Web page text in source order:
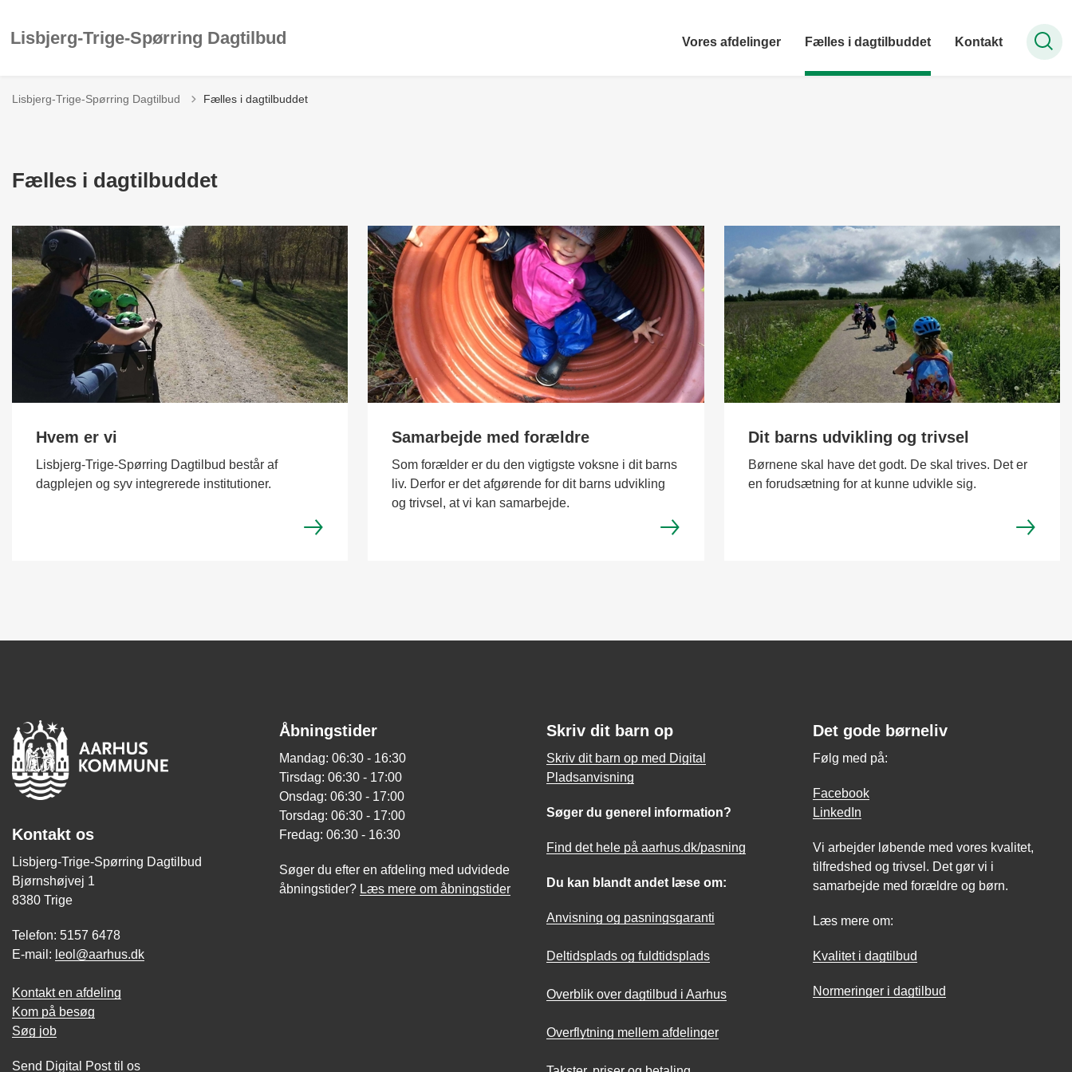
Lisbjerg-Trige-Spørring Dagtilbud Vores afdelinger Fælles i dagtilbuddet Kontakt
Lisbjerg-Trige-Spørring Dagtilbud Fælles i dagtilbuddet
Fælles i dagtilbuddet
Hvem er vi
Lisbjerg-Trige-Spørring Dagtilbud består af
dagplejen og syv integrerede institutioner.
Samarbejde med forældre
Som forælder er du den vigtigste voksne i dit barns
liv. Derfor er det afgørende for dit barns udvikling
og trivsel, at vi kan samarbejde.
Dit barns udvikling og trivsel
Børnene skal have det godt. De skal trives. Det er
en forudsætning for at kunne udvikle sig.
Kontakt os
Lisbjerg-Trige-Spørring Dagtilbud
Bjørnshøjvej 1
8380 Trige
Telefon: 5157 6478
E-mail: leol@aarhus.dk
Kontakt en afdeling
Kom på besøg
Søg job
Send Digital Post til os
Åbningstider
Mandag: 06:30 - 16:30
Tirsdag: 06:30 - 17:00
Onsdag: 06:30 - 17:00
Torsdag: 06:30 - 17:00
Fredag: 06:30 - 16:30
Søger du efter en afdeling med udvidede
åbningstider? Læs mere om åbningstider
Skriv dit barn op
Skriv dit barn op med Digital
Pladsanvisning
Søger du generel information?
Find det hele på aarhus.dk/pasning
Du kan blandt andet læse om:
Anvisning og pasningsgaranti
Deltidsplads og fuldtidsplads
Overblik over dagtilbud i Aarhus
Overflytning mellem afdelinger
Det gode børneliv
Følg med på:
Facebook
LinkedIn
Vi arbejder løbende med vores kvalitet,
tilfredshed og trivsel. Det gør vi i
samarbejde med forældre og børn.
Læs mere om:
Kvalitet i dagtilbud
Normeringer i dagtilbud